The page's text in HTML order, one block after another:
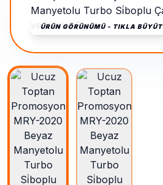
ÜRÜN GÖRÜNÜMÜ - TIKLA BÜYÜT